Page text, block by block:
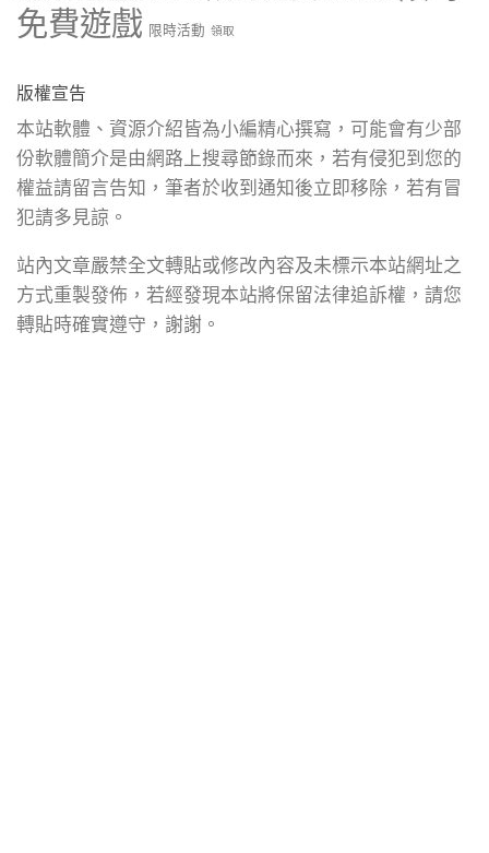
免費遊戲 限時活動 領取
版權宣告
本站軟體、資源介紹皆為小編精心撰寫，可能會有少部
份軟體簡介是由網路上搜尋節錄而來，若有侵犯到您的
權益請留言告知，筆者於收到通知後立即移除，若有冒
犯請多見諒。
站內文章嚴禁全文轉貼或修改內容及未標示本站網址之
方式重製發佈，若經發現本站將保留法律追訴權，請您
轉貼時確實遵守，謝謝。